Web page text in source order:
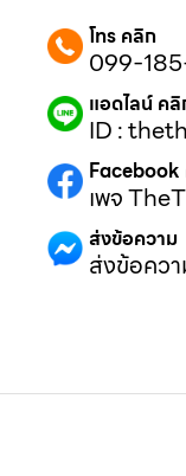
โทร คลิก
099-
แอดไลน์ ค
ID :
เพจ
ส่งข้อความ
ส่งข้อคว